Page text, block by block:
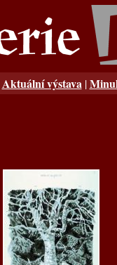
Aktuální výstava |